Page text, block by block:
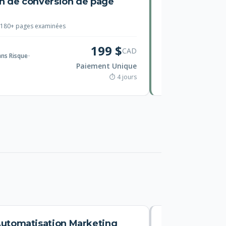
180+ pages examinées
Risque• 199 $CAD
Paiement Unique
⏱ 4 jours
Marketing